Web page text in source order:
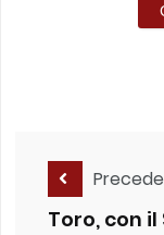
Toro, con